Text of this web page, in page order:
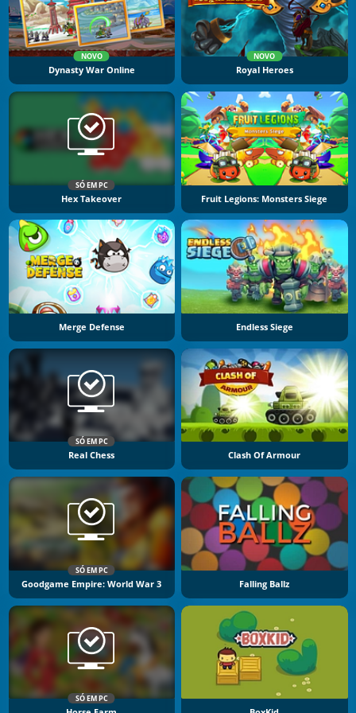
NOVO
Dynasty War Online
NOVO
Royal Heroes
SÓ EM PC
Hex Takeover Fruit Legions: Monsters Siege
Merge Defense Endless Siege
SÓ EM PC
Real Chess Clash Of Armour
SÓ EM PC
Goodgame Empire: World War 3 Falling Ballz
SÓ EM PC